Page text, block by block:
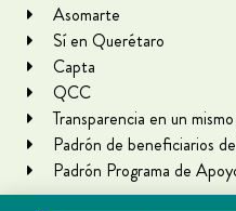
Asomarte
Sí en Querétaro
Capta
QCC
Transparencia en un
Padrón de beneficiarios
Padrón Programa de